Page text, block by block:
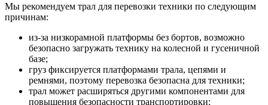
Мы рекомендуем трал для перевозки техники по следующим
причинам:
из-за низкорамной платформы без бортов, возможно
безопасно загружать технику на колесной и гусеничной
базе;
груз фиксируется платформами трала, цепями и
ремнями, поэтому перевозка безопасна для техники;
трал может расширяться другими компонентами для
повышения безопасности транспортировки;